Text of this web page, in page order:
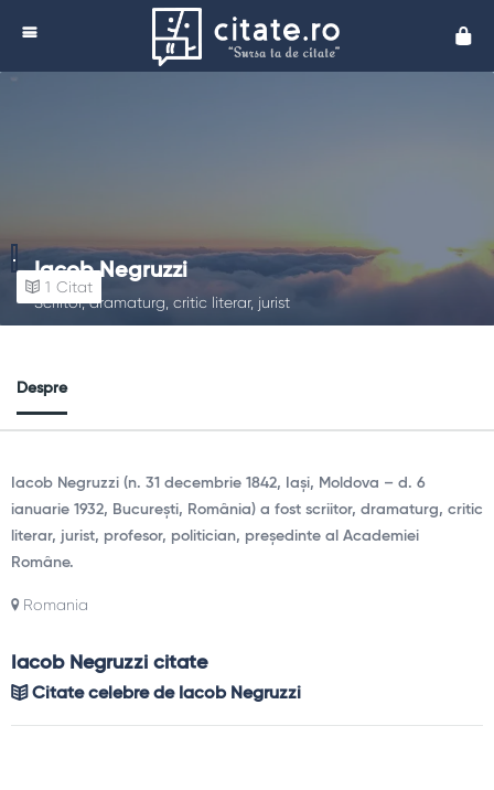
Iacob Negruzzi
Scriitor, dramaturg, critic literar, jurist
1 Citat
Despre
Iacob Negruzzi (n. 31 decembrie 1842, Iași, Moldova – d. 6
ianuarie 1932, București, România) a fost scriitor, dramaturg, critic
literar, jurist, profesor, politician, președinte al Academiei
Române.
Romania
Iacob Negruzzi citate
Citate celebre de Iacob Negruzzi